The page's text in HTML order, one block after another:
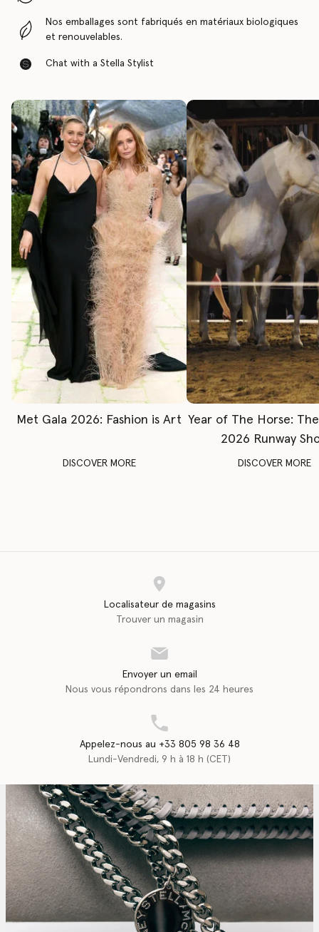
Nos emballages sont fabriqués en matériaux biologiques
et renouvelables.
Chat with a Stella Stylist
Met Gala 2026: Fashion is Art
DISCOVER MORE
Year of The Horse:
2026 Runway
DISCOVER MORE
Localisateur de magasins
Trouver un magasin
Envoyer un email
Nous vous répondrons dans les 24 heures
Appelez-nous au +33 805 98 36 48
Lundi-Vendredi, 9 h à 18 h (CET)